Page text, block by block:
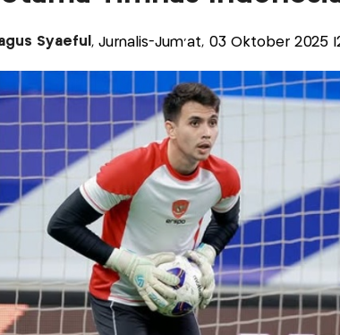
Syaeful , Jurnalis-Jum'at, 03 Oktober 2025